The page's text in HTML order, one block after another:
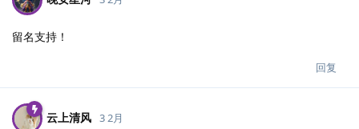
留名支持！
回复
云上清风 3 2月